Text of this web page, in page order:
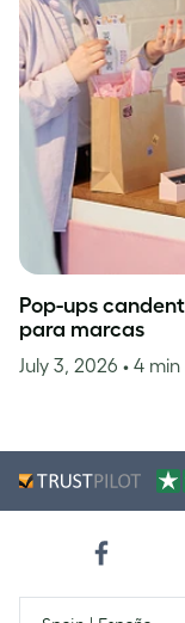
Pop-ups
para marcas
July 3, 2026 • 4